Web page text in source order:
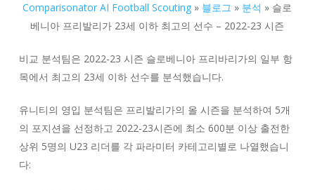
Comparisonator AI Football Scouting » 블로그 » 분석 » 슬로
베니아 프리발리가 23세 이하 최고의 선수 – 2022-23 시즌
비교 분석팀은 2022-23 시즌 슬로베니아 프리바리가의 일부 항
목에서 최고의 23세 이하 선수를 분석했습니다.
유니티의 영입 분석팀은 프리발리가의 올 시즌을 분석하여 5개
의 포지션을 선정하고 2022-23시즌에 최소 600분 이상 출전한
상위 5명의 U23 리더를 각 파라미터 카테고리별로 나열했습니
다: